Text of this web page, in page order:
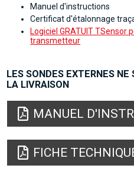
Manuel d'instructions
Certificat d'étalonnage
Logiciel GRATUIT TSensor
transmetteur
LES SONDES EXTERNES
LA LIVRAISON
MANUEL
FICHE